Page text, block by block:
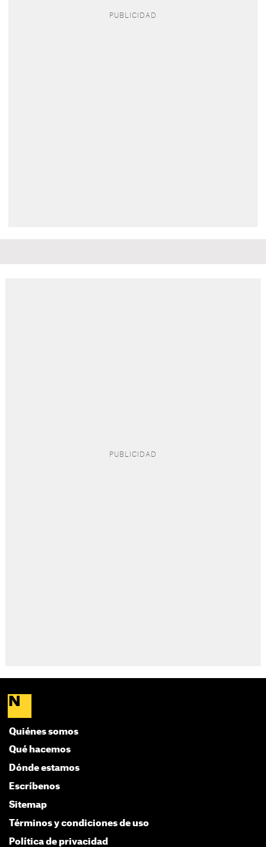
Quiénes somos
Qué hacemos
Dónde estamos
Escríbenos
Sitemap
Términos y condiciones de uso
Política de privacidad